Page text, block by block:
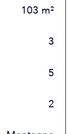
103 m²
3
5
2